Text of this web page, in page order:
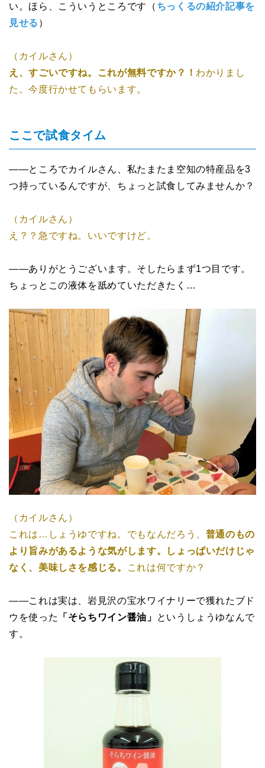
い。ほら、こういうところです（ ちっくるの紹介記事を
見せる ）
（カイルさん）
え、すごいですね。これが無料ですか？！ わかりまし
た。今度行かせてもらいます。
ここで試食タイム
――ところでカイルさん、私たまたま空知の特産品を3
つ持っているんですが、ちょっと試食してみませんか？
（カイルさん）
え？？急ですね。いいですけど。
――ありがとうございます。そしたらまず1つ目です。
ちょっとこの液体を舐めていただきたく…
（カイルさん）
これは…しょうゆですね。でもなんだろう、 普通のもの
より旨みがあるような気がします。しょっぱいだけじゃ
なく、美味しさを感じる。
これは何ですか？
――これは実は、岩見沢の宝水ワイナリーで獲れたブド
ウを使った
「そらちワイン醤油」
というしょうゆなんで
す。